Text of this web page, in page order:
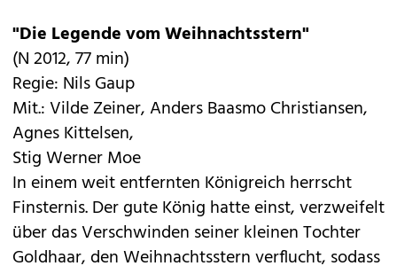
"Die Legende vom Weihnachtsstern"
(N 2012, 77 min)
Regie: Nils Gaup
Mit.: Vilde Zeiner, Anders Baasmo Christiansen,
Agnes Kittelsen,
Stig Werner Moe
In einem weit entfernten Königreich herrscht
Finsternis. Der gute König hatte einst, verzweifelt
über das Verschwinden seiner kleinen Tochter
Goldhaar, den Weihnachtsstern verflucht, sodass